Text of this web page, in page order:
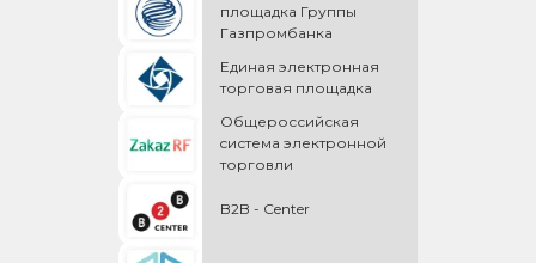
площадка Группы
Газпромбанка
Единая электронная
торговая площадка
Общероссийская
cистема электронной
торговли
B2B - Center